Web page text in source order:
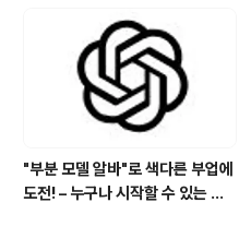
"부분 모델 알바"로 색다른 부업에
도전! – 누구나 시작할 수 있는 특